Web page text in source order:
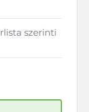
szerinti